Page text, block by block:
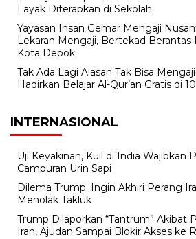
Layak Diterapkan di Sekolah
Yayasan Insan Gemar Mengaji
Lekaran Mengaji, Bertekad Berantas
Kota Depok
Tak Ada Lagi Alasan Tak Bisa
Hadirkan Belajar Al-Qur’an Gratis di
INTERNASIONAL
Uji Keyakinan, Kuil di India Wajibkan
Campuran Urin Sapi
Dilema Trump: Ingin Akhiri Perang
Menolak Takluk
Trump Dilaporkan “Tantrum” Akibat
Iran, Ajudan Sampai Blokir Akses ke